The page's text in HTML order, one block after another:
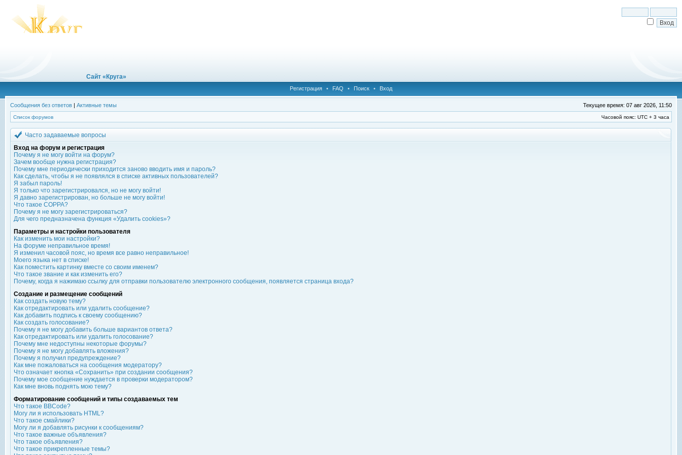
Сайт «Круга»
Регистрация • FAQ • Поиск • Вход
Сообщения без ответов | Активные темы Текущее время: 07 авг 2026, 11:50
Список форумов Часовой пояс: UTC + 3 часа
Часто задаваемые вопросы
Вход на форум и регистрация
Почему я не могу войти на форум?
Зачем вообще нужна регистрация?
Почему мне периодически приходится заново вводить имя и пароль?
Как сделать, чтобы я не появлялся в списке активных пользователей?
Я забыл пароль!
Я только что зарегистрировался, но не могу войти!
Я давно зарегистрирован, но больше не могу войти!
Что такое COPPA?
Почему я не могу зарегистрироваться?
Для чего предназначена функция «Удалить cookies»?
Параметры и настройки пользователя
Как изменить мои настройки?
На форуме неправильное время!
Я изменил часовой пояс, но время все равно неправильное!
Моего языка нет в списке!
Как поместить картинку вместе со своим именем?
Что такое звание и как изменить его?
Почему, когда я нажимаю ссылку для отправки пользователю электронного сообщения, появляется страница входа?
Создание и размещение сообщений
Как создать новую тему?
Как отредактировать или удалить сообщение?
Как добавить подпись к своему сообщению?
Как создать голосование?
Почему я не могу добавить больше вариантов ответа?
Как отредактировать или удалить голосование?
Почему мне недоступны некоторые форумы?
Почему я не могу добавлять вложения?
Почему я получил предупреждение?
Как мне пожаловаться на сообщения модератору?
Что означает кнопка «Сохранить» при создании сообщения?
Почему мое сообщение нуждается в проверки модератором?
Как мне вновь поднять мою тему?
Форматирование сообщений и типы создаваемых тем
Что такое BBCode?
Могу ли я использовать HTML?
Что такое смайлики?
Могу ли я добавлять рисунки к сообщениям?
Что такое важные объявления?
Что такое объявления?
Что такое прикрепленные темы?